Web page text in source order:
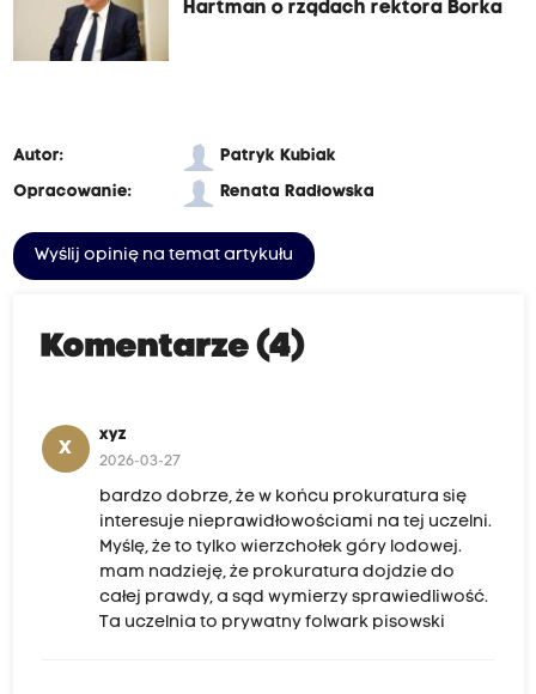
Hartman o rządach rektora Borka
Autor:
Patryk Kubiak
Opracowanie:
Renata Radłowska
Wyślij opinię na temat artykułu
Komentarze (4)
X
xyz
2026-03-27
bardzo dobrze, że w końcu prokuratura się
interesuje nieprawidłowościami na tej uczelni.
Myślę, że to tylko wierzchołek góry lodowej.
mam nadzieję, że prokuratura dojdzie do
całej prawdy, a sąd wymierzy sprawiedliwość.
Ta uczelnia to prywatny folwark pisowski